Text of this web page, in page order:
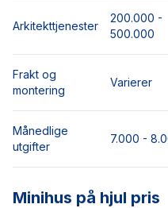
Arkitekttjenester
200.000 -
500.000
Frakt og
montering
Varierer
Månedlige
utgifter
7.000 -
Minihus på hjul pris